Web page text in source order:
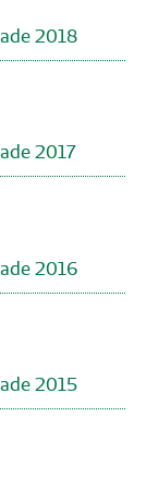
2018
2017
2016
2015